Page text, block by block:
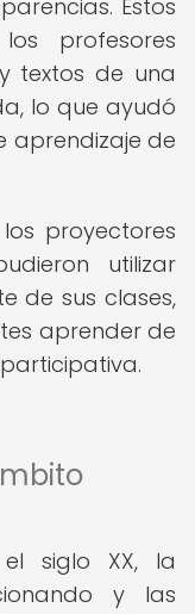
Estos
profesores
textos de una
lo que ayudó
aprendizaje de
proyectores
utilizar
de sus clases,
aprender de
siglo XX, la
y las